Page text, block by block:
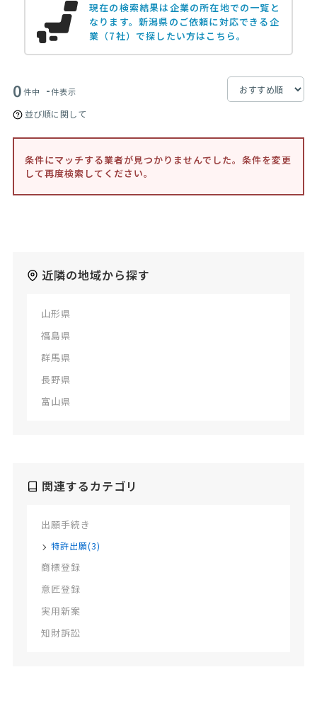
現在の検索結果は企業の所在地での一覧と
なります。新潟県のご依頼に対応できる企
業（7社）で探したい方はこちら。
0件中 -件表示
並び順に関して
条件にマッチする業者が見つかりませんでした。条件を変更
して再度検索してください。
近隣の地域から探す
山形県
福島県
群馬県
長野県
富山県
関連するカテゴリ
出願手続き
特許出願(3)
商標登録
意匠登録
実用新案
知財訴訟